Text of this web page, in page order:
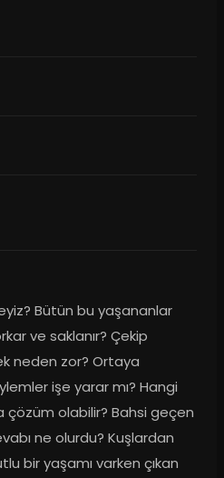
Bütün bu yaşananlar
ve saklanır? Çekip
neden zor? Ortaya
işe yarar mı? Hangi
çözüm olabilir? Bahsi geçen
ne olurdu? Kuşlardan
bir yaşamı varken çıkan